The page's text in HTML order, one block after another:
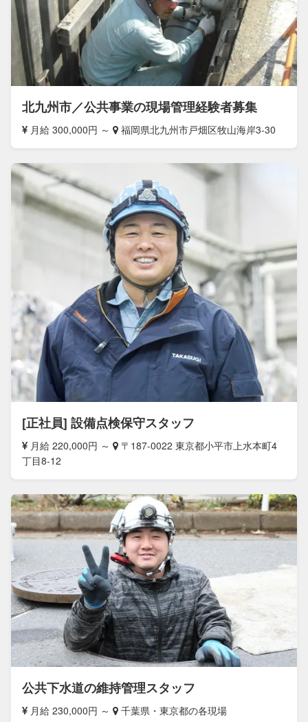
北九州市／公共事業の現場管理経験者募集
月給 300,000円 ～ 福岡県北九州市戸畑区牧山海岸3-30
[正社員] 設備点検保守スタッフ
月給 220,000円 ～
〒187-0022 東京都小平市上水本町4
丁目8-12
公共下水道の維持管理スタッフ
月給 230,000円 ～ 千葉県・東京都の各現場